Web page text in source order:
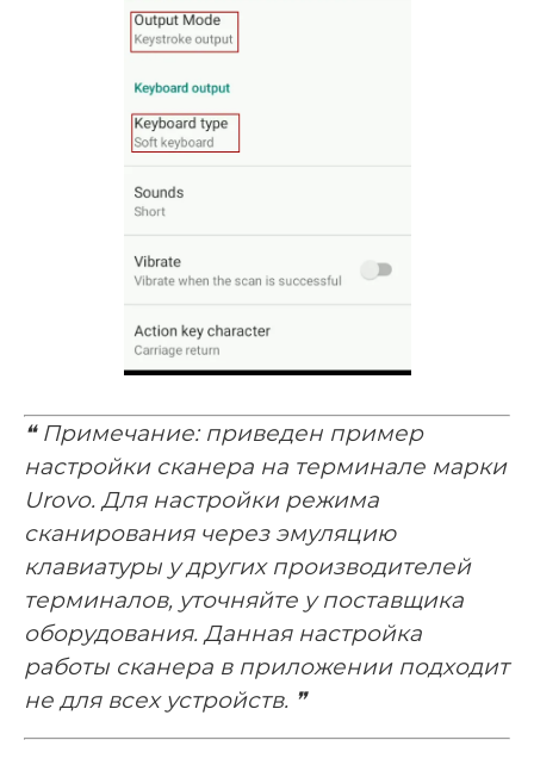
❝ Примечание: приведен пример
настройки сканера на терминале марки
Urovo. Для настройки режима
сканирования через эмуляцию
клавиатуры у других производителей
терминалов, уточняйте у поставщика
оборудования. Данная настройка
работы сканера в приложении подходит
не для всех устройств. ❞